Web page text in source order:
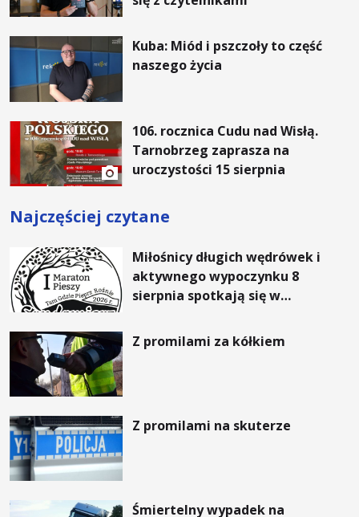
Kuba: Miód i pszczoły to część
naszego życia
106. rocznica Cudu nad Wisłą.
Tarnobrzeg zaprasza na
uroczystości 15 sierpnia
Najczęściej czytane
Miłośnicy długich wędrówek i
aktywnego wypoczynku 8
sierpnia spotkają się w
Pieszym „Tam Gdzie Pieprz
Rośnie”
Z promilami za kółkiem
Z promilami na skuterze
Śmiertelny wypadek na